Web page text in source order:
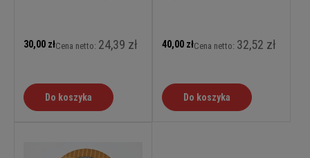
30,00 złCena netto: 24,39 zł
Do koszyka
40,00 złCena netto: 32,52 zł
Do koszyka